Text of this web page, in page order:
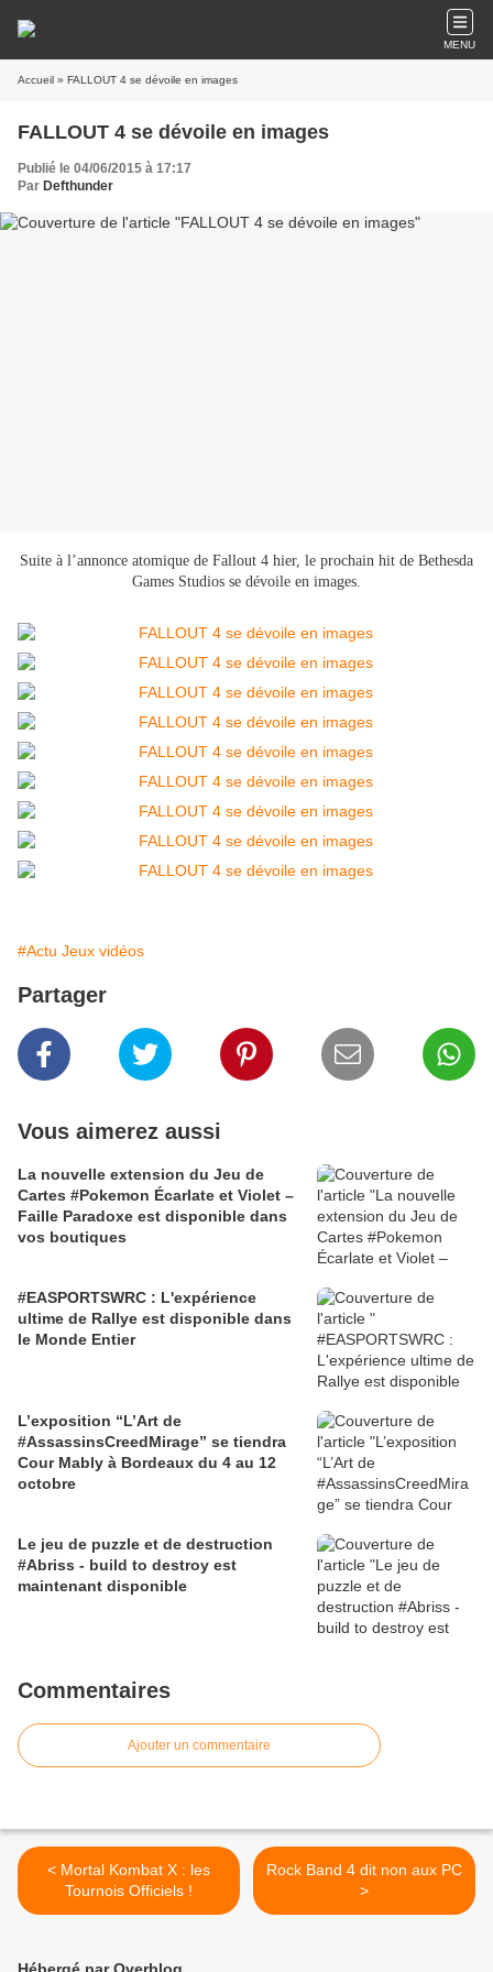
MENU
Accueil » FALLOUT 4 se dévoile en images
FALLOUT 4 se dévoile en images
Publié le 04/06/2015 à 17:17
Par Defthunder
Suite à l’annonce atomique de Fallout 4 hier, le prochain hit de Bethesda
Games Studios se dévoile en images.
#Actu Jeux vidéos
Partager
Vous aimerez aussi
La nouvelle extension du Jeu de
Cartes #Pokemon Écarlate et Violet –
Faille Paradoxe est disponible dans
vos boutiques
#EASPORTSWRC : L'expérience
ultime de Rallye est disponible dans
le Monde Entier
L’exposition “L’Art de
#AssassinsCreedMirage” se tiendra
Cour Mably à Bordeaux du 4 au 12
octobre
Le jeu de puzzle et de destruction
#Abriss - build to destroy est
maintenant disponible
Commentaires
Ajouter un commentaire
< Mortal Kombat X : les
Tournois Officiels !
Rock Band 4 dit non aux PC
>